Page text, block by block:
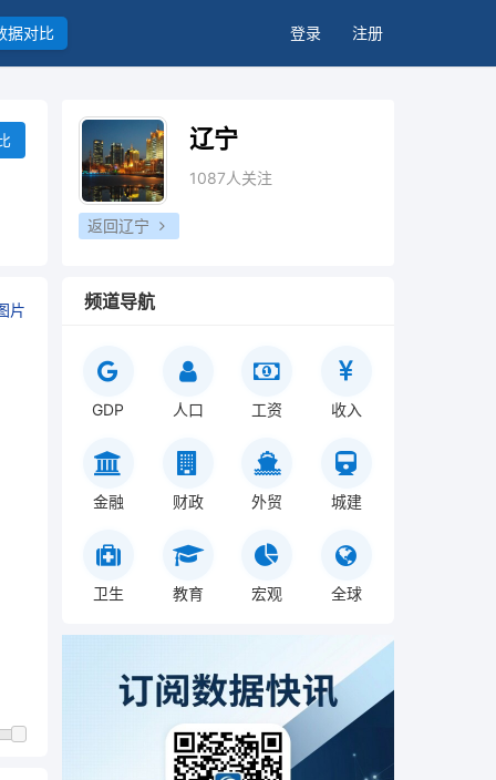
据对比 登录 注册
片
辽宁
1087人关注
返回辽宁
频道导航
GDP 人口 工资 收入
金融 财政 外贸 城建
卫生 教育 宏观 全球